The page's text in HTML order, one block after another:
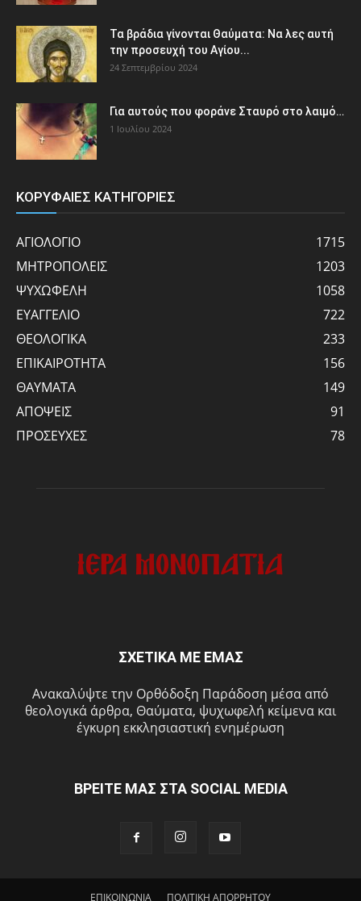
Τα βράδια γίνονται Θαύματα: Να λες αυτή
την προσευχή του Αγίου...
24 Σεπτεμβρίου 2024
Για αυτούς που φοράνε Σταυρό στο λαιμό…
1 Ιουλίου 2024
ΚΟΡΥΦΑΙΕΣ ΚΑΤΗΓΟΡΙΕΣ
ΑΓΙΟΛΟΓΙΟ
1715
ΜΗΤΡΟΠΟΛΕΙΣ
1203
ΨΥΧΩΦΕΛΗ
1058
ΕΥΑΓΓΕΛΙΟ
722
ΘΕΟΛΟΓΙΚΑ
233
ΕΠΙΚΑΙΡΟΤΗΤΑ
156
ΘΑΥΜΑΤΑ
149
ΑΠΟΨΕΙΣ
91
ΠΡΟΣΕΥΧΕΣ
78
ΣΧΕΤΙΚΑ ΜΕ ΕΜΑΣ
Ανακαλύψτε την Ορθόδοξη Παράδοση μέσα από
θεολογικά άρθρα, Θαύματα, ψυχωφελή κείμενα και
έγκυρη εκκλησιαστική ενημέρωση
ΒΡΕΙΤΕ ΜΑΣ ΣΤΑ SOCIAL MEDIA
ΕΠΙΚΟΙΝΩΝΙΑ ΠΟΛΙΤΙΚΗ ΑΠΟΡΡΗΤΟΥ